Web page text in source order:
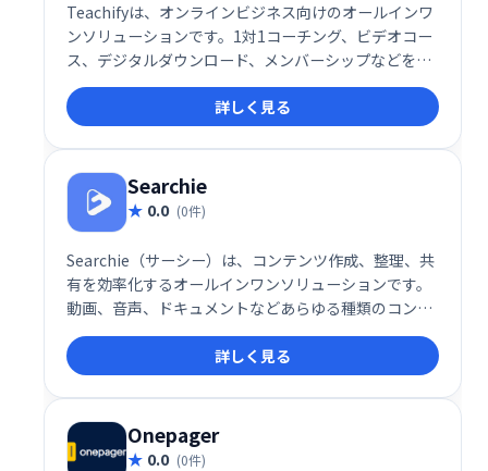
Teachifyは、オンラインビジネス向けのオールインワ
ンソリューションです。1対1コーチング、ビデオコー
ス、デジタルダウンロード、メンバーシップなどを、
簡単に管理・販売できます。堅牢で洗練されたシステ
ムを、手頃な価格で提供。あなたの才能を収益化し、
ビジネスを成長させましょう！
詳しく見る
Searchie
0.0 (0件)
Searchie（サーシー）は、コンテンツ作成、整理、共
有を効率化するオールインワンソリューションです。
動画、音声、ドキュメントなどあらゆる種類のコンテ
ンツを統合的に管理し、検索・共有を容易にします。
知識や経験を活かしたコンテンツビジネスの構築を強
力にサポート。視聴者とのエンゲージメントを高め、
収益化を促進します。柔軟で使いやすいインターフェ
ースで、コンテンツを最大限に活用しましょう。
詳しく見る
Onepager
0.0 (0件)